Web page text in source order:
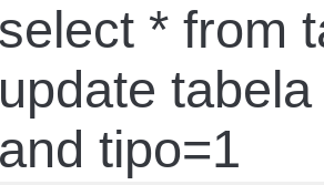
* from
tipo=1